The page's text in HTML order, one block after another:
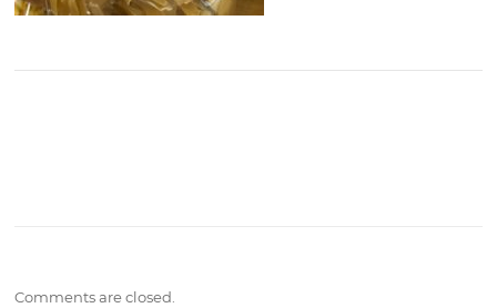
Comments are closed.